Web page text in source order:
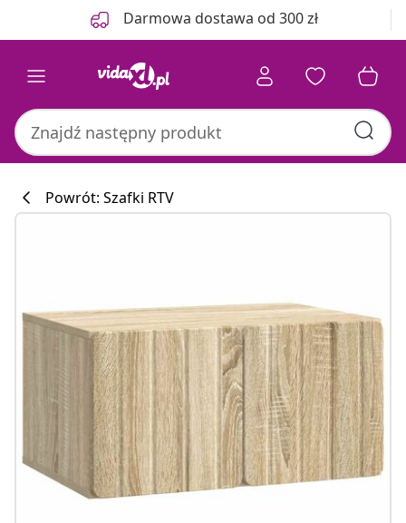
Darmowa dostawa od 300 zł
Powrót: Szafki RTV